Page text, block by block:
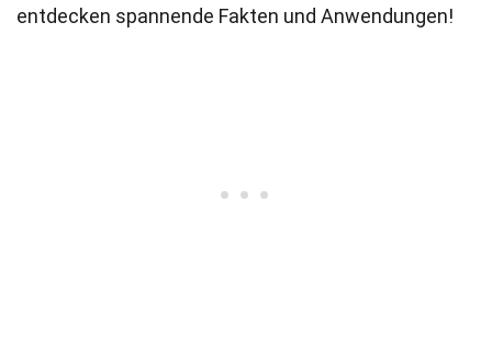
entdecken spannende Fakten und Anwendungen!